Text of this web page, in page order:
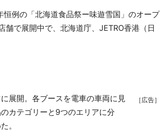
例の「北海道食品祭ー味遊雪国」のオープ
で展開中で、北海道庁、JETRO香港（日
［広告］
展開。各ブースを電車の車両に見
カテゴリーと9つのエリアに分
。